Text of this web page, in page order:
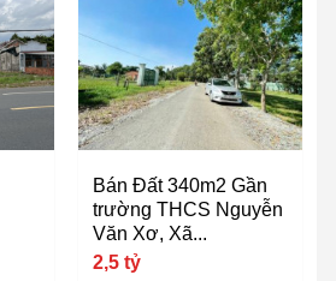
Bán Đất 340m2 Gần
trường THCS Nguyễn
Văn Xơ, Xã...
2,5 tỷ